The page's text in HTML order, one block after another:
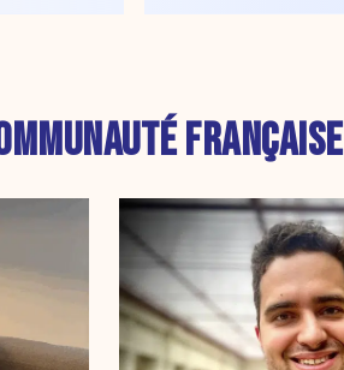
FRANÇAISE